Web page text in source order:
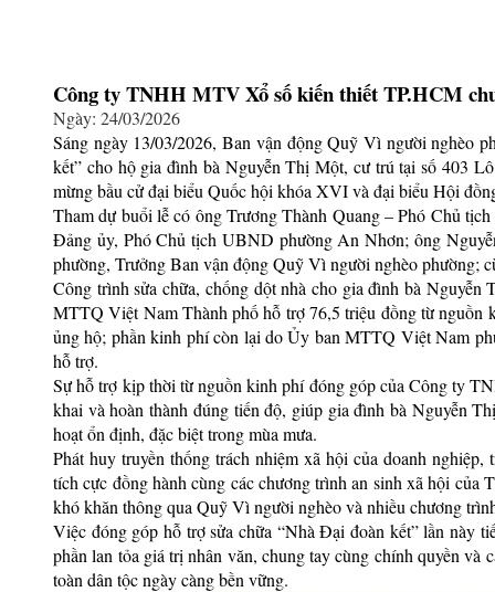
Công ty TNHH MTV Xổ số kiến thiết TP.HCM
Ngày: 24/03/2026
Sáng ngày 13/03/2026, Ban vận động Quỹ Vì người nghèo
kết” cho hộ gia đình bà Nguyễn Thị Một, cư trú tại số 403
mừng bầu cử đại biểu Quốc hội khóa XVI và đại biểu Hội
Tham dự buổi lễ có ông Trương Thành Quang – Phó Chủ
Đảng ủy, Phó Chủ tịch UBND phường An Nhơn; ông
phường, Trưởng Ban vận động Quỹ Vì người nghèo phường;
Công trình sửa chữa, chống dột nhà cho gia đình bà
MTTQ Việt Nam Thành phố hỗ trợ 76,5 triệu đồng từ
ủng hộ; phần kinh phí còn lại do Ủy ban MTTQ Việt Nam
hỗ trợ.
Sự hỗ trợ kịp thời từ nguồn kinh phí đóng góp của Công ty
khai và hoàn thành đúng tiến độ, giúp gia đình bà Nguyễn
hoạt ổn định, đặc biệt trong mùa mưa.
Phát huy truyền thống trách nhiệm xã hội của doanh
tích cực đồng hành cùng các chương trình an sinh xã hội của
khó khăn thông qua Quỹ Vì người nghèo và nhiều chương
Việc đóng góp hỗ trợ sửa chữa “Nhà Đại đoàn kết” lần này
phần lan tỏa giá trị nhân văn, chung tay cùng chính quyền
toàn dân tộc ngày càng bền vững.